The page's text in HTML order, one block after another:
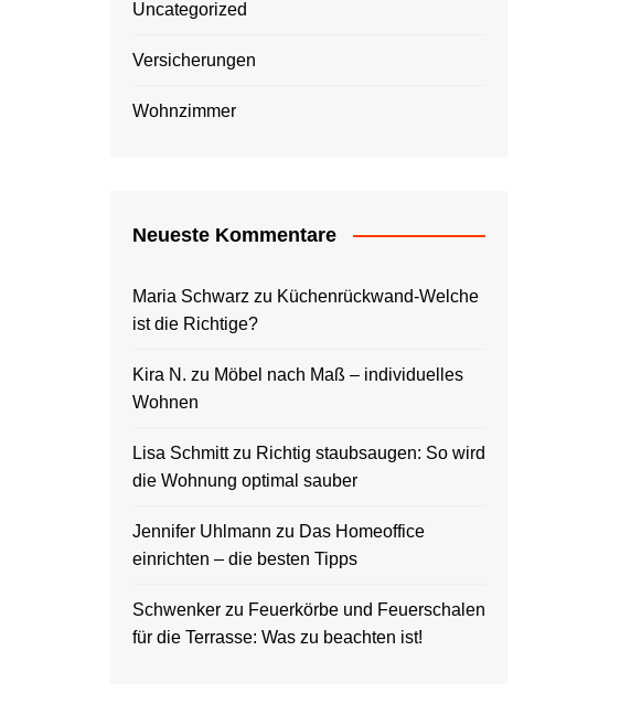
Uncategorized
Versicherungen
Wohnzimmer
Neueste Kommentare
Maria Schwarz zu Küchenrückwand-Welche
ist die Richtige?
Kira N. zu Möbel nach Maß – individuelles
Wohnen
Lisa Schmittzu Richtig staubsaugen: So wird
die Wohnung optimal sauber
Jennifer Uhlmann zu Das Homeoffice
einrichten – die besten Tipps
Schwenker zu Feuerkörbe und Feuerschalen
für die Terrasse: Was zu beachten ist!